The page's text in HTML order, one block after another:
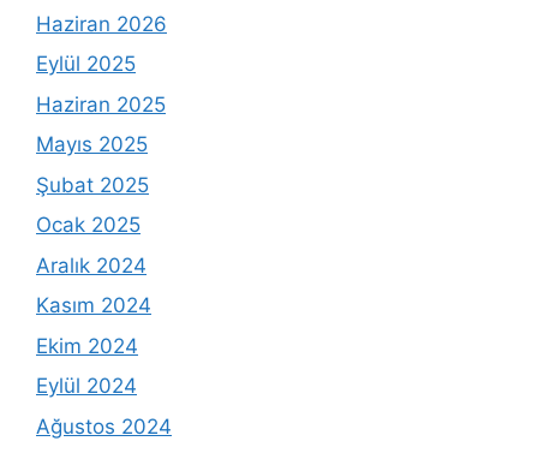
Haziran 2026
Eylül 2025
Haziran 2025
Mayıs 2025
Şubat 2025
Ocak 2025
Aralık 2024
Kasım 2024
Ekim 2024
Eylül 2024
Ağustos 2024